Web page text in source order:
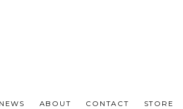
NEWS ABOUT CONTACT STORE